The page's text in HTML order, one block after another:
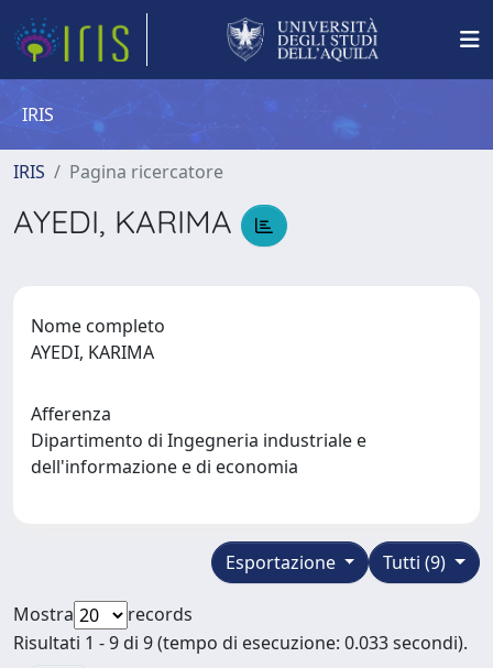
IRIS
IRIS Pagina ricercatore
AYEDI, KARIMA
Nome completo
AYEDI, KARIMA
Afferenza
Dipartimento di Ingegneria industriale e
dell'informazione e di economia
Tutti (9)
Esportazione
Mostra
records
Risultati 1 - 9 di 9 (tempo di esecuzione: 0.033 secondi).